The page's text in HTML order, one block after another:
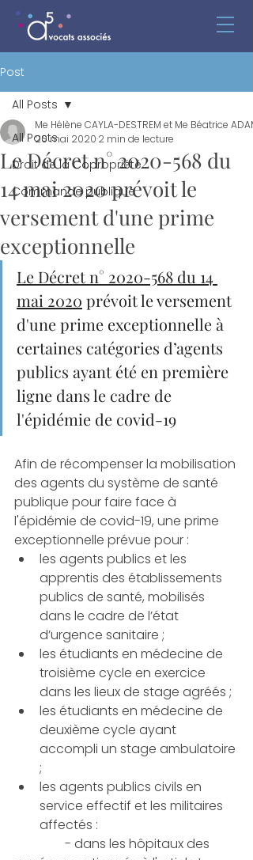
Post
All Posts
Droit de la Copropriété
Commande publique
All Posts
Le Décret n° 2020-568 du
14 mai 2020 prévoit le
versement d'une prime
exceptionnelle
Me Hélène CAYLA-DESTREM et Me Béatrice ADAM
20 mai 2020 2 min de lecture
Le Décret n° 2020-568 du 14
mai 2020 prévoit le versement
d'une prime exceptionnelle à
certaines catégories d’agents
publics ayant été en première
ligne dans le cadre de
l'épidémie de covid-19
Afin de récompenser la mobilisation
des agents du système de santé
publique pour faire face à
l'épidémie de covid-19, une prime
exceptionnelle prévue pour :
les agents publics et les
apprentis des établissements
publics de santé, mobilisés
dans le cadre de l’état
d’urgence sanitaire ;
les étudiants en médecine de
troisième cycle en exercice
dans les lieux de stage agréés ;
les étudiants en médecine de
deuxième cycle ayant
accompli un stage ambulatoire
;
les agents publics civils en
service effectif et les militaires
affectés :